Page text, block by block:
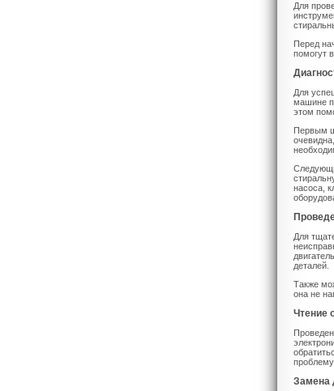
Для
Перед
помогут
Для
машине
этом
Первым
насоса,
Для
деталей.
Также
она не
Чтение
проблему.
Замена